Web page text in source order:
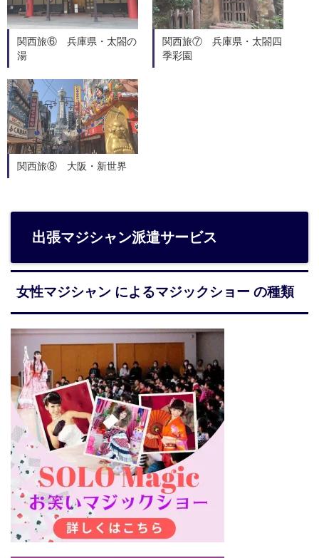
関西旅⑥ 兵庫県・太閤の
湯
関西旅⑦ 兵庫県・太閤四
季彩園
関西旅⑧ 大阪・新世界
出張マジシャン派遣サービス
女性マジシャン によるマジックショー の種類